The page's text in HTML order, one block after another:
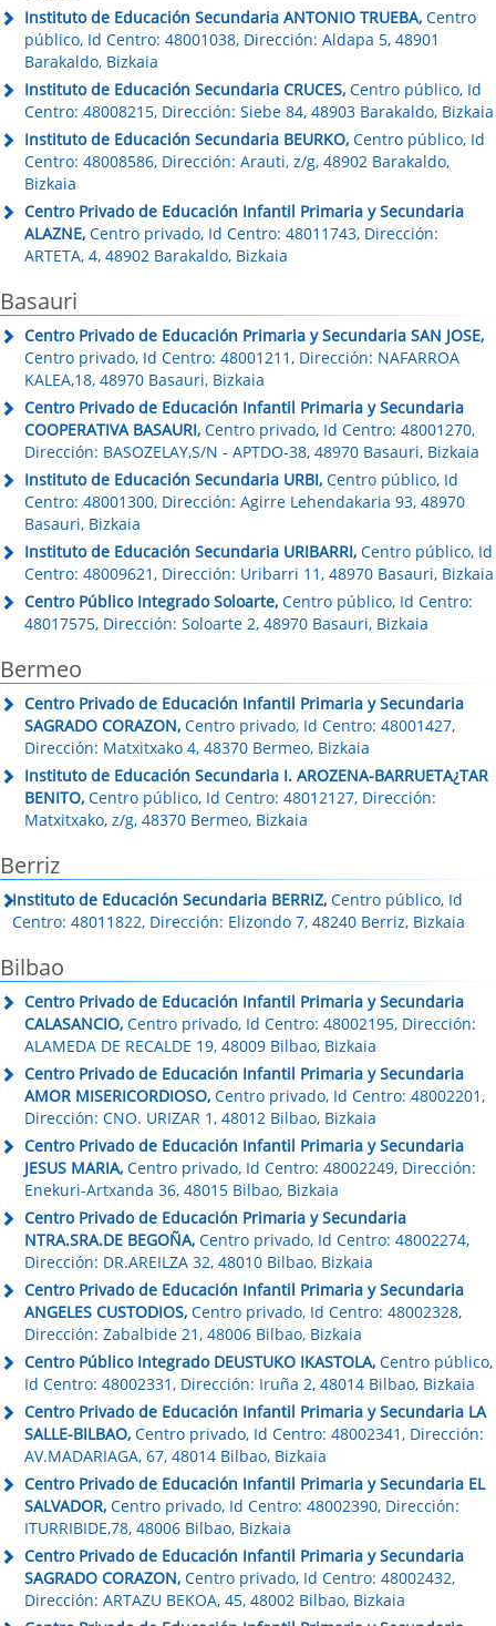
Instituto de Educación Secundaria ANTONIO TRUEBA, Centro
público, Id Centro: 48001038, Dirección: Aldapa 5, 48901
Barakaldo, Bizkaia
Instituto de Educación Secundaria CRUCES, Centro público, Id
Centro: 48008215, Dirección: Siebe 84, 48903 Barakaldo, Bizkaia
Instituto de Educación Secundaria BEURKO, Centro público, Id
Centro: 48008586, Dirección: Arauti, z/g, 48902 Barakaldo,
Bizkaia
Centro Privado de Educación Infantil Primaria y Secundaria
ALAZNE, Centro privado, Id Centro: 48011743, Dirección:
ARTETA, 4, 48902 Barakaldo, Bizkaia
Basauri
Centro Privado de Educación Primaria y Secundaria SAN JOSE,
Centro privado, Id Centro: 48001211, Dirección: NAFARROA
KALEA,18, 48970 Basauri, Bizkaia
Centro Privado de Educación Infantil Primaria y Secundaria
COOPERATIVA BASAURI, Centro privado, Id Centro: 48001270,
Dirección: BASOZELAY,S/N - APTDO-38, 48970 Basauri, Bizkaia
Instituto de Educación Secundaria URBI, Centro público, Id
Centro: 48001300, Dirección: Agirre Lehendakaria 93, 48970
Basauri, Bizkaia
Instituto de Educación Secundaria URIBARRI, Centro público, Id
Centro: 48009621, Dirección: Uribarri 11, 48970 Basauri, Bizkaia
Centro Público Integrado Soloarte, Centro público, Id Centro:
48017575, Dirección: Soloarte 2, 48970 Basauri, Bizkaia
Bermeo
Centro Privado de Educación Infantil Primaria y Secundaria
SAGRADO CORAZON, Centro privado, Id Centro: 48001427,
Dirección: Matxitxako 4, 48370 Bermeo, Bizkaia
Instituto de Educación Secundaria I. AROZENA-BARRUETA¿TAR
BENITO, Centro público, Id Centro: 48012127, Dirección:
Matxitxako, z/g, 48370 Bermeo, Bizkaia
Berriz
Instituto de Educación Secundaria BERRIZ, Centro público, Id
Centro: 48011822, Dirección: Elizondo 7, 48240 Berriz, Bizkaia
Bilbao
Centro Privado de Educación Infantil Primaria y Secundaria
CALASANCIO, Centro privado, Id Centro: 48002195, Dirección:
ALAMEDA DE RECALDE 19, 48009 Bilbao, Bizkaia
Centro Privado de Educación Infantil Primaria y Secundaria
AMOR MISERICORDIOSO, Centro privado, Id Centro: 48002201,
Dirección: CNO. URIZAR 1, 48012 Bilbao, Bizkaia
Centro Privado de Educación Infantil Primaria y Secundaria
JESUS MARIA, Centro privado, Id Centro: 48002249, Dirección:
Enekuri-Artxanda 36, 48015 Bilbao, Bizkaia
Centro Privado de Educación Primaria y Secundaria
NTRA.SRA.DE BEGOÑA, Centro privado, Id Centro: 48002274,
Dirección: DR.AREILZA 32, 48010 Bilbao, Bizkaia
Centro Privado de Educación Infantil Primaria y Secundaria
ANGELES CUSTODIOS, Centro privado, Id Centro: 48002328,
Dirección: Zabalbide 21, 48006 Bilbao, Bizkaia
Centro Público Integrado DEUSTUKO IKASTOLA, Centro público,
Id Centro: 48002331, Dirección: Iruña 2, 48014 Bilbao, Bizkaia
Centro Privado de Educación Infantil Primaria y Secundaria LA
SALLE-BILBAO, Centro privado, Id Centro: 48002341, Dirección:
AV.MADARIAGA, 67, 48014 Bilbao, Bizkaia
Centro Privado de Educación Infantil Primaria y Secundaria EL
SALVADOR, Centro privado, Id Centro: 48002390, Dirección:
ITURRIBIDE,78, 48006 Bilbao, Bizkaia
Centro Privado de Educación Infantil Primaria y Secundaria
SAGRADO CORAZON, Centro privado, Id Centro: 48002432,
Dirección: ARTAZU BEKOA, 45, 48002 Bilbao, Bizkaia